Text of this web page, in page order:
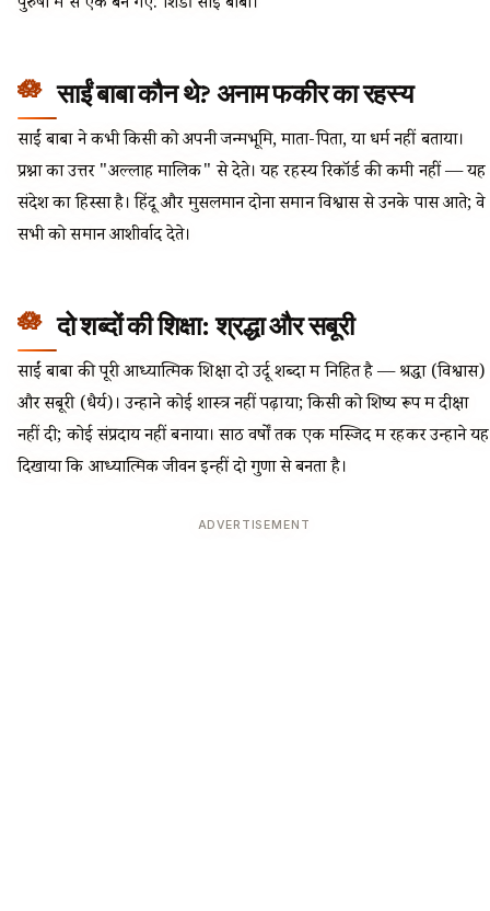
साईं बाबा कौन थे? अनाम फकीर का रहस्य
साईं बाबा ने कभी किसी को अपनी जन्मभूमि, माता-पिता, या धर्म नहीं बताया।
प्रश्नों का उत्तर "अल्लाह मालिक" से देते। यह रहस्य रिकॉर्ड की कमी नहीं — यह
संदेश का हिस्सा है। हिंदू और मुसलमान दोनों समान विश्वास से उनके पास आते; वे
सभी को समान आशीर्वाद देते।
दो शब्दों की शिक्षा: श्रद्धा और सबूरी
साईं बाबा की पूरी आध्यात्मिक शिक्षा दो उर्दू शब्दों में निहित है — श्रद्धा (विश्वास)
और सबूरी (धैर्य)। उन्होंने कोई शास्त्र नहीं पढ़ाया; किसी को शिष्य रूप में दीक्षा
नहीं दी; कोई संप्रदाय नहीं बनाया। साठ वर्षों तक एक मस्जिद में रहकर उन्होंने यह
दिखाया कि आध्यात्मिक जीवन इन्हीं दो गुणों से बनता है।
ADVERTISEMENT